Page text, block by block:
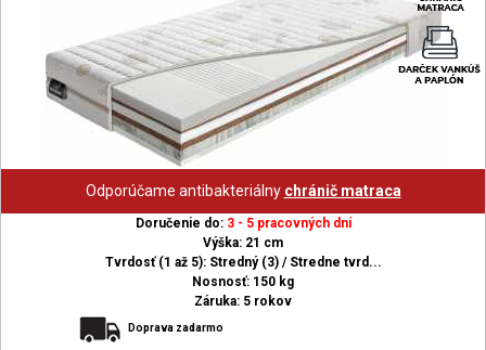
Odporúčame antibakteriálny chránič matraca
Doručenie do: 3 - 5 pracovných dní
Výška: 21 cm
Tvrdosť (1 až 5): Stredný (3) / Stredne tvrd...
Nosnosť: 150 kg
Záruka: 5 rokov
Doprava zadarmo